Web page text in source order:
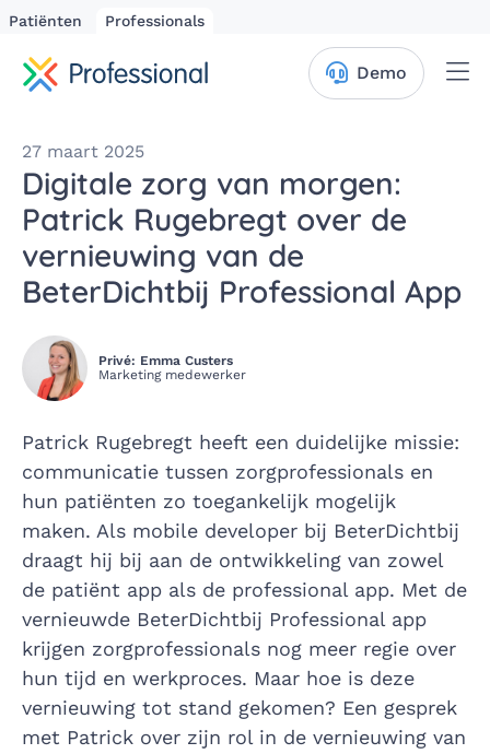
Patiënten Professionals
Demo
27 maart 2025
Digitale zorg van morgen:
Patrick Rugebregt over de
vernieuwing van de
BeterDichtbij Professional App
Privé: Emma Custers
Marketing medewerker
Patrick Rugebregt heeft een duidelijke missie:
communicatie tussen zorgprofessionals en
hun patiënten zo toegankelijk mogelijk
maken. Als mobile developer bij BeterDichtbij
draagt hij bij aan de ontwikkeling van zowel
de patiënt app als de professional app. Met de
vernieuwde BeterDichtbij Professional app
krijgen zorgprofessionals nog meer regie over
hun tijd en werkproces. Maar hoe is deze
vernieuwing tot stand gekomen? Een gesprek
met Patrick over zijn rol in de vernieuwing van